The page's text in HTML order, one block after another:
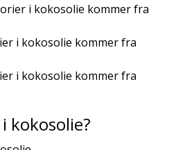
i kokosolie kommer fra
i kokosolie kommer fra
i kokosolie kommer fra
kokosolie?